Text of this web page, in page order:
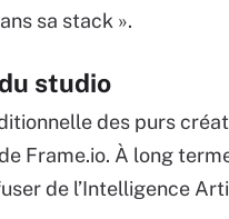
sa stack ».
studio
des purs
Frame.io. À long
de l’Intelligence